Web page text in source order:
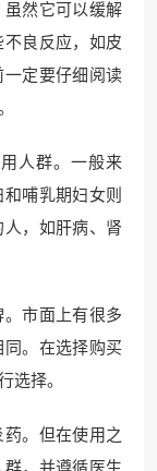
然它可以缓解
良反应，如皮
定要仔细阅读
人群。一般来
哺乳期妇女则
，如肝病、肾
市面上有很多
。在选择购买
选择。
。但在使用之